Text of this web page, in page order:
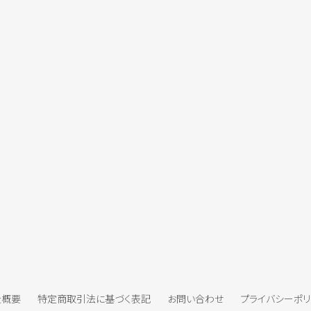
要 特定商取引法に基づく表記 お問い合わせ プライバシーポ